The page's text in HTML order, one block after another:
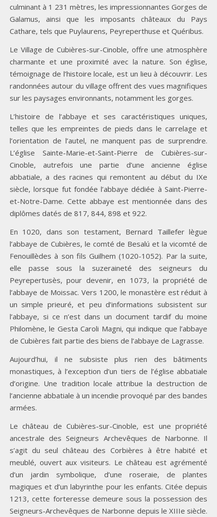
culminant à 1 231 mètres, les impressionnantes Gorges de
Galamus, ainsi que les imposants châteaux du Pays
Cathare, tels que Puylaurens, Peyreperthuse et Quéribus.
Le Village de Cubières-sur-Cinoble, offre une atmosphère
charmante et une proximité avec la nature. Son église,
témoignage de l’histoire locale, est un lieu à découvrir. Les
randonnées autour du village offrent des vues magnifiques
sur les paysages environnants, notamment les gorges.
L’histoire de l’abbaye et ses caractéristiques uniques,
telles que les empreintes de pieds dans le carrelage et
l’orientation de l’autel, ne manquent pas de surprendre.
L’église Sainte-Marie-et-Saint-Pierre de Cubières-sur-
Cinoble, autrefois une partie d’une ancienne église
abbatiale, a des racines qui remontent au début du IXe
siècle, lorsque fut fondée l’abbaye dédiée à Saint-Pierre-
et-Notre-Dame. Cette abbaye est mentionnée dans des
diplômes datés de 817, 844, 898 et 922.
En 1020, dans son testament, Bernard Taillefer lègue
l’abbaye de Cubières, le comté de Besalú et la vicomté de
Fenouillèdes à son fils Guilhem (1020-1052). Par la suite,
elle passe sous la suzeraineté des seigneurs du
Peyrepertusès, pour devenir, en 1073, la propriété de
l’abbaye de Moissac. Vers 1200, le monastère est réduit à
un simple prieuré, et peu d’informations subsistent sur
l’abbaye, si ce n’est dans un document tardif du moine
Philomène, le Gesta Caroli Magni, qui indique que l’abbaye
de Cubières fait partie des biens de l’abbaye de Lagrasse.
Aujourd’hui, il ne subsiste plus rien des bâtiments
monastiques, à l’exception d’un tiers de l’église abbatiale
d’origine. Une tradition locale attribue la destruction de
l’ancienne abbatiale à un incendie provoqué par des bandes
armées.
Le château de Cubières-sur-Cinoble, est une propriété
ancestrale des Seigneurs Archevêques de Narbonne. Il
s’agit du seul château des Corbières à être habité et
meublé, ouvert aux visiteurs. Le château est agrémenté
d’un jardin symbolique, d’une roseraie, de plantes
magiques et d’un labyrinthe pour les enfants. Citée depuis
1213, cette forteresse demeure sous la possession des
Seigneurs-Archevêques de Narbonne depuis le XIIIe siècle.